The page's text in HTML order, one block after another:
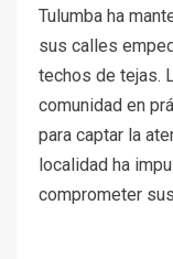
Tulumba ha
sus calles
techos de tejas.
comunidad en
para captar la
localidad ha
comprometer